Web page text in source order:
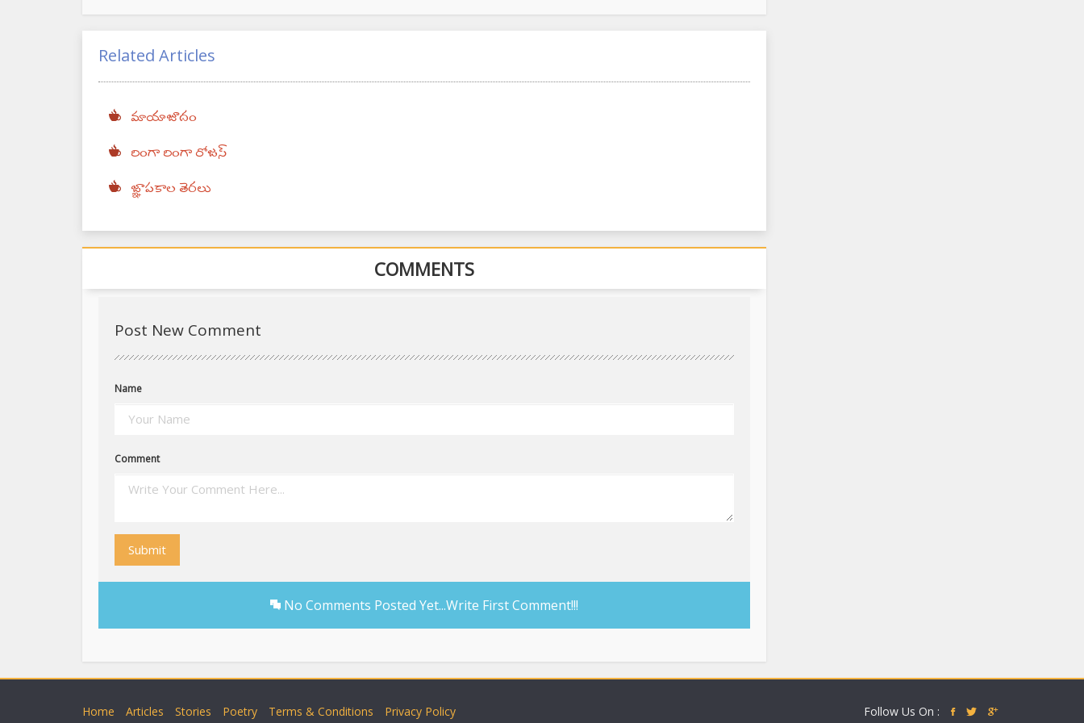
Related Articles
మాయాజూదం
రింగా రింగా రోజస్
జ్ఞాపకాల తెరలు
COMMENTS
Post New Comment
Name
Comment
Submit
No Comments Posted Yet...Write First Comment!!!
Home Articles Stories Poetry Terms & Conditions Privacy Policy Follow Us On :